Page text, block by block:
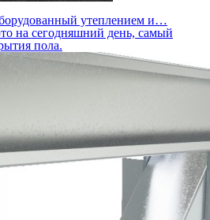
утеплением и…
на сегодняшний день, самый
пола.